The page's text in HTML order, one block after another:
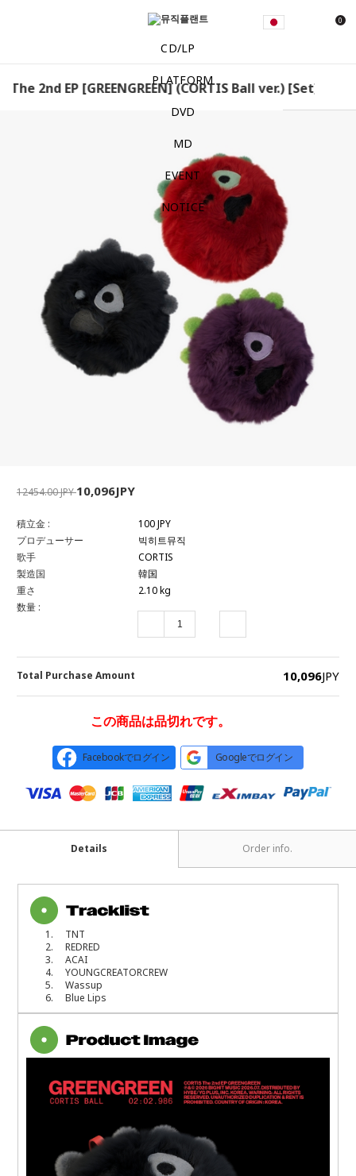
0
CD/LP
PLATFORM
DVD
MD
EVENT
NOTICE
2nd EP [GREENGREEN] (CORTIS Ball ver.) [Set]
12454.00 JPY10,096JPY
積立金 :
100 JPY
プロデューサー
빅히트뮤직
歌手
CORTIS
製造国
韓国
重さ
2.10 kg
数量 :
Total Purchase Amount 10,096JPY
この商品は品切れです。
Facebookでログイン Googleでログイン
Details Order info.
1. TNT
2. REDRED
3. ACAI
4. YOUNGCREATORCREW
5. Wassup
6. Blue Lips